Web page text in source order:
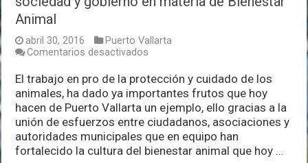
Animal
abril 30, 2016
Puerto Vallarta
Comentarios desactivados
Puerto
Vallarta
se
trabaja
en
conjunto
sociedad
y
El trabajo en pro de la protección y cuidado de los
animales, ha dado ya importantes frutos que hoy
hacen de Puerto Vallarta un ejemplo, ello gracias a la
unión de esfuerzos entre ciudadanos, asociaciones y
autoridades municipales que en equipo han
fortalecido la cultura del bienestar animal que hoy …